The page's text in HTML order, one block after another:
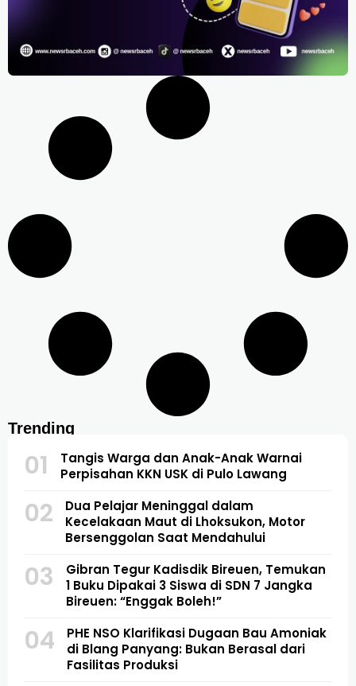
Trending
01
Tangis Warga dan Anak-Anak Warnai
Perpisahan KKN USK di Pulo Lawang
02
Dua Pelajar Meninggal dalam
Kecelakaan Maut di Lhoksukon, Motor
Bersenggolan Saat Mendahului
03
Gibran Tegur Kadisdik Bireuen, Temukan
1 Buku Dipakai 3 Siswa di SDN 7 Jangka
Bireuen: “Enggak Boleh!”
04
PHE NSO Klarifikasi Dugaan Bau Amoniak
di Blang Panyang: Bukan Berasal dari
Fasilitas Produksi